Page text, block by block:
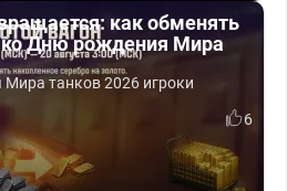
как обменять
ко Дню рождения Мира
танков 2026 игроки
6